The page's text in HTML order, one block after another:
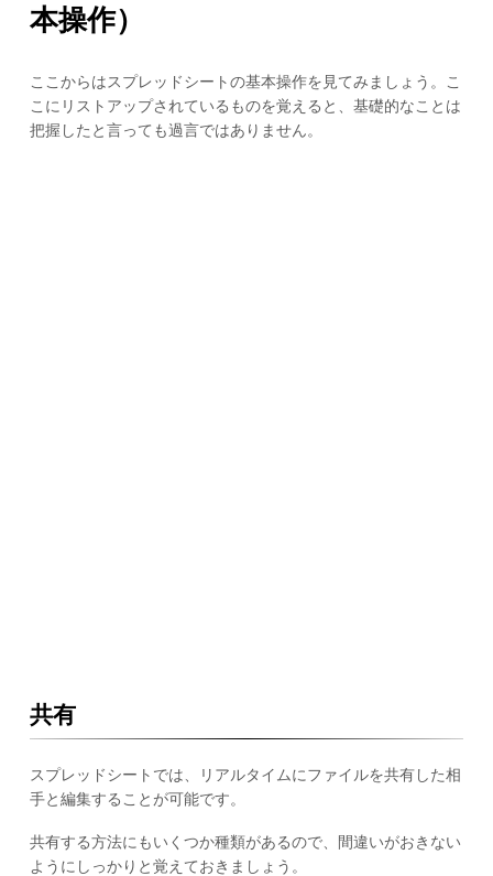
本操作）
ここからはスプレッドシートの基本操作を見てみましょう。こ
こにリストアップされているものを覚えると、基礎的なことは
把握したと言っても過言ではありません。
共有
スプレッドシートでは、リアルタイムにファイルを共有した相
手と編集することが可能です。
共有する方法にもいくつか種類があるので、間違いがおきない
ようにしっかりと覚えておきましょう。